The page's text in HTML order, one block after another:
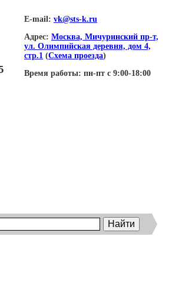
E-mail: vk@sts-k.ru
Адрес: Москва, Мичуринский пр-т,
ул. Олимпийская деревня, дом 4,
стр.1 (Схема проезда)
Время работы: пн-пт с 9:00-18:00